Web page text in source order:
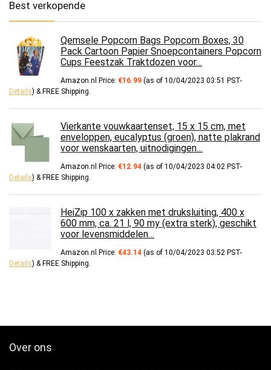
Best verkopende
Qemsele Popcorn Bags Popcorn Boxes, 30
Pack Cartoon Papier Snoepcontainers Popcorn
Cups Feestzak Traktdozen voor…
Amazon.nl Price: €16.99 (as of 10/04/2023 03:51 PST-
Details) & FREE Shipping.
Vierkante vouwkaartenset, 15 x 15 cm, met
enveloppen, eucalyptus (groen), natte plakrand
voor wenskaarten, uitnodigingen…
Amazon.nl Price: €12.94 (as of 10/04/2023 04:02 PST-
Details) & FREE Shipping.
HeiZip 100 x zakken met druksluiting, 400 x
600 mm, ca. 21 l, 90 my (extra sterk), geschikt
voor levensmiddelen…
Amazon.nl Price: €43.14 (as of 10/04/2023 03:52 PST-
Details) & FREE Shipping.
Over ons